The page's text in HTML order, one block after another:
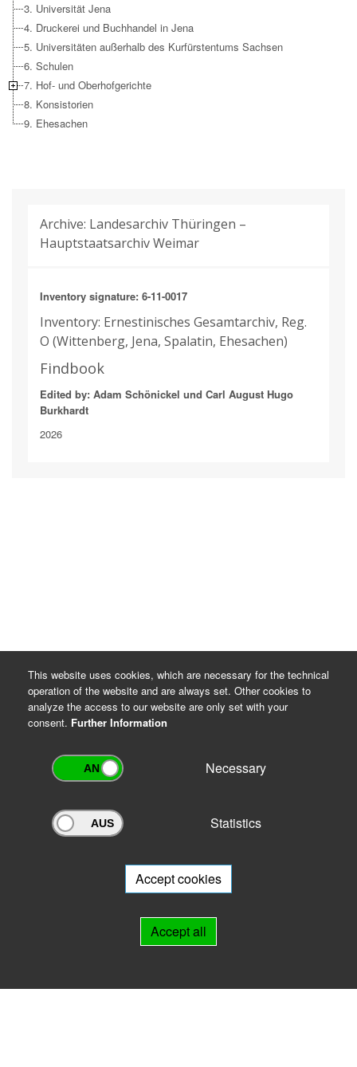
3. Universität Jena
4. Druckerei und Buchhandel in Jena
5. Universitäten außerhalb des Kurfürstentums Sachsen
6. Schulen
7. Hof- und Oberhofgerichte
8. Konsistorien
9. Ehesachen
Archive: Landesarchiv Thüringen –
Hauptstaatsarchiv Weimar
Inventory signature: 6-11-0017
Inventory: Ernestinisches Gesamtarchiv, Reg.
O (Wittenberg, Jena, Spalatin, Ehesachen)
Findbook
Edited by: Adam Schönickel und Carl August Hugo
Burkhardt
2026
Archivportal Thüringen
will be happy to advise you.
This website uses cookies, which are necessary for the technical
operation of the website and are always set. Other cookies to
analyze the access to our website are only set with your
consent. Further Information
Necessary
Statistics
Accept cookies
Accept all